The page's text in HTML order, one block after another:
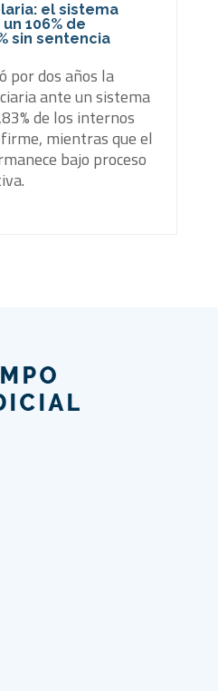
el sistema
106% de
sin sentencia
por dos años la
ante un sistema
de los internos
mientras que el
bajo proceso